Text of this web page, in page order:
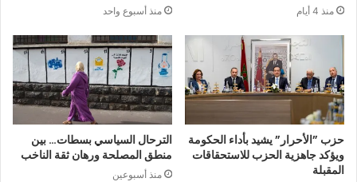
منذ 4 أيام منذ أسبوع واحد
حزب ”الأحرار” يشيد بأداء الحكومة
ويؤكد جاهزية الحزب للاستحقاقات
المقبلة
الترحال السياسي بسطات… بين
منطق المصلحة ورهان ثقة الناخب
منذ أسبوعين